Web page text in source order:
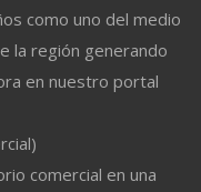
como uno del medio
la región generando
en nuestro portal
comercial en una